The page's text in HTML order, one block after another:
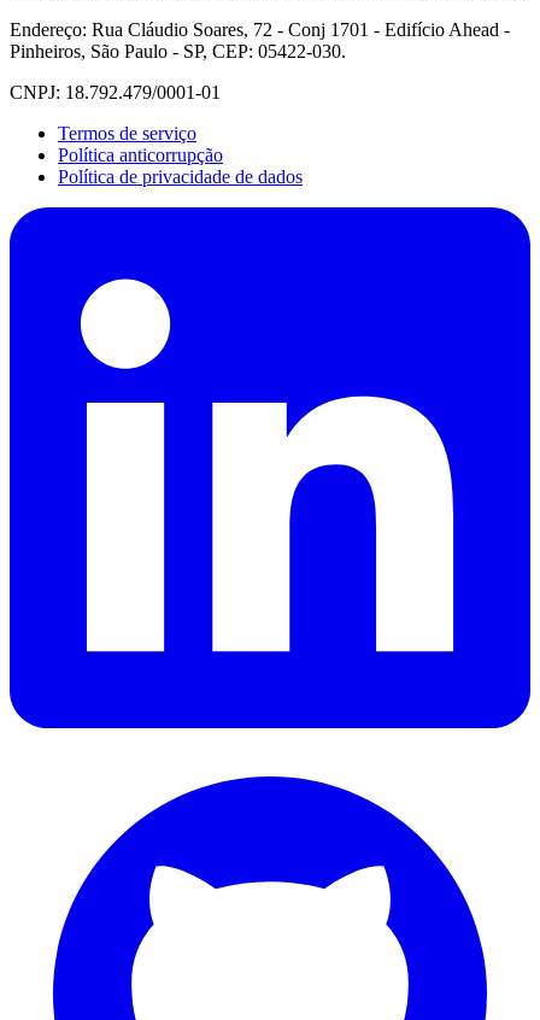
Endereço: Rua Cláudio Soares, 72 - Conj 1701 - Edifício Ahead -
Pinheiros, São Paulo - SP, CEP: 05422-030.
CNPJ: 18.792.479/0001-01
Termos de serviço
Política anticorrupção
Política de privacidade de dados